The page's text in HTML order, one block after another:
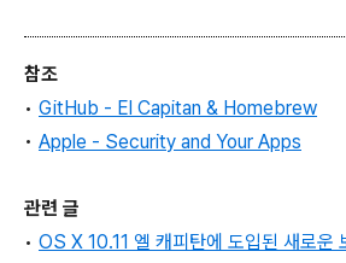
참조
• GitHub - El Capitan & Homebrew
• Apple - Security and Your Apps
관련 글
• OS X 10.11 엘 캐피탄에 도입된 새로운